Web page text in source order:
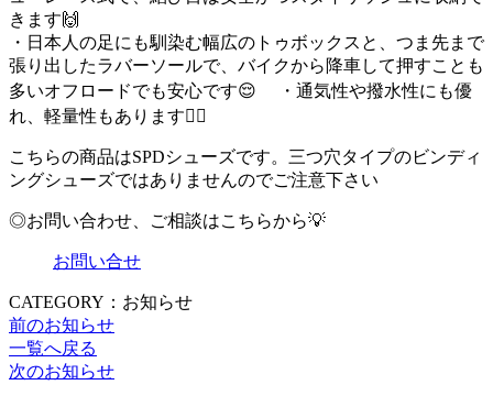
きます🙌
・日本人の足にも馴染む幅広のトゥボックスと、つま先まで
張り出したラバーソールで、バイクから降車して押すことも
多いオフロードでも安心です😌 ・通気性や撥水性にも優
れ、軽量性もあります👍🏻
こちらの商品はSPDシューズです。三つ穴タイプのビンディ
ングシューズではありませんのでご注意下さい
◎お問い合わせ、ご相談はこちらから💡
お問い合せ
CATEGORY：お知らせ
前のお知らせ
一覧へ戻る
次のお知らせ